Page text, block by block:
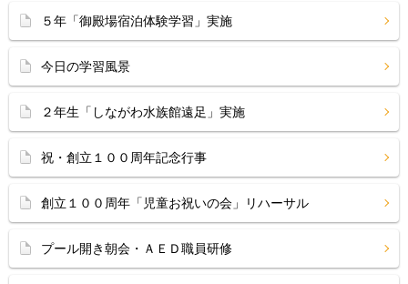
５年「御殿場宿泊体験学習」実施
今日の学習風景
２年生「しながわ水族館遠足」実施
祝・創立１００周年記念行事
創立１００周年「児童お祝いの会」リハーサル
プール開き朝会・ＡＥＤ職員研修